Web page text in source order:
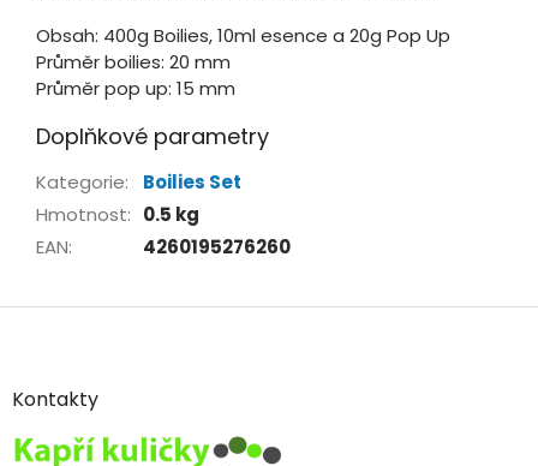
Obsah: 400g Boilies, 10ml esence a 20g Pop Up
Průměr boilies: 20 mm
Průměr pop up: 15 mm
Doplňkové parametry
Kategorie:
Boilies Set
Hmotnost: 0.5 kg
EAN: 4260195276260
Z
aKontakty